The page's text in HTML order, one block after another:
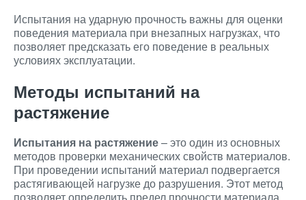
Испытания на ударную прочность важны для оценки
поведения материала при внезапных нагрузках, что
позволяет предсказать его поведение в реальных
условиях эксплуатации.
Методы испытаний на
растяжение
Испытания на растяжение– это один из основных
методов проверки механических свойств материалов.
При проведении испытаний материал подвергается
растягивающей нагрузке до разрушения. Этот метод